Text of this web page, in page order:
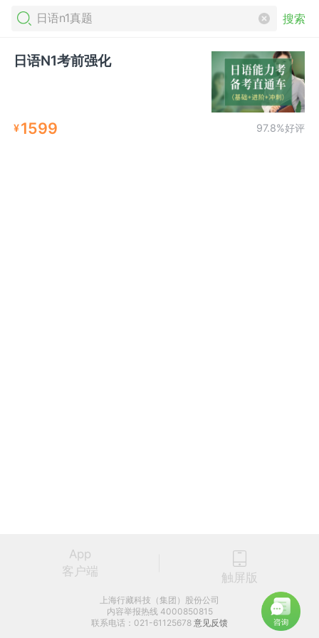
搜索
日语N1考前强化
¥1599 97.8%好评
App
客户端
触屏版
上海行藏科技（集团）股份公司
内容举报热线 4000850815
联系电话：021-61125678 意见反馈